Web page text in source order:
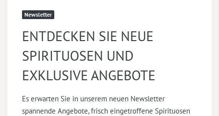
Newsletter
ENTDECKEN SIE NEUE
SPIRITUOSEN UND
EXKLUSIVE ANGEBOTE
Es erwarten Sie in unserem neuen Newsletter
spannende Angebote, frisch eingetroffene Spirituosen